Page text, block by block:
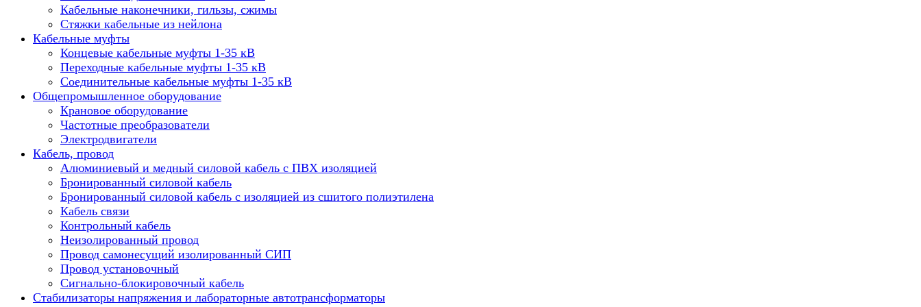
Кабельные наконечники, гильзы, сжимы
Стяжки кабельные из нейлона
Кабельные муфты
Концевые кабельные муфты 1-35 кВ
Переходные кабельные муфты 1-35 кВ
Соединительные кабельные муфты 1-35 кВ
Общепромышленное оборудование
Крановое оборудование
Частотные преобразователи
Электродвигатели
Кабель, провод
Алюминиевый и медный силовой кабель с ПВХ изоляцией
Бронированный силовой кабель
Бронированный силовой кабель с изоляцией из сшитого полиэтилена
Кабель связи
Контрольный кабель
Неизолированный провод
Провод самонесущий изолированный СИП
Провод установочный
Сигнально-блокировочный кабель
Стабилизаторы напряжения и лабораторные автотрансформаторы